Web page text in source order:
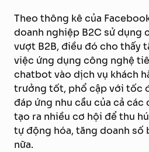
Theo thông kê của
doanh nghiệp B2C sử dụng
vượt B2B, điều đó cho thấy
việc ứng dụng công nghệ
chatbot vào dịch vụ khách
trưởng tốt, phổ cập với tốc
đáp ứng nhu cầu của cả các
tạo ra nhiều cơ hội để thu
tự động hóa, tăng doanh số
nữa.